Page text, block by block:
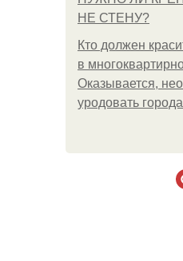
НЕ СТЕНУ?
Кто должен
в
Оказывается,
уродовать